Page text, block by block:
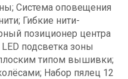
Система оповещения
Гибкие нити-
позиционер центра
подсветка зоны
типом вышивки;
Набор пялец 12